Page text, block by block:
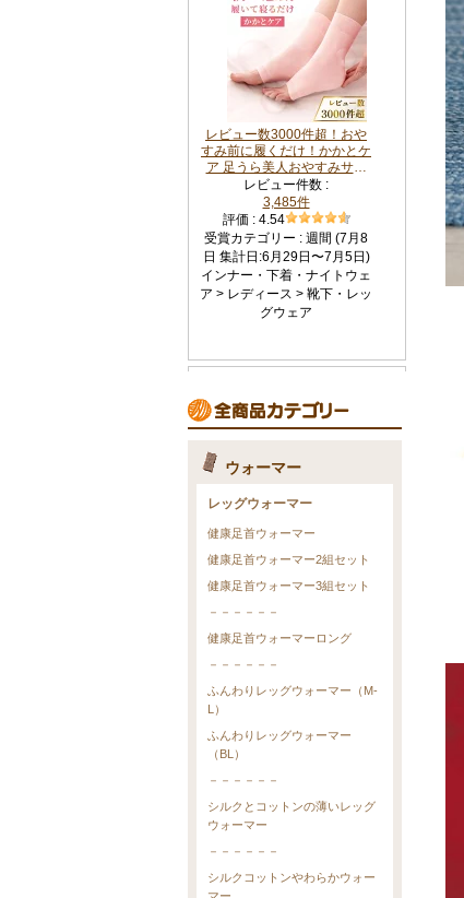
ウォーマー
レッグウォーマー
健康足首ウォーマー
健康足首ウォーマー2組セット
健康足首ウォーマー3組セット
－－－－－－
健康足首ウォーマーロング
－－－－－－
ふんわりレッグウォーマー（M-
L）
ふんわりレッグウォーマー
（BL）
－－－－－－
シルクとコットンの薄いレッグ
ウォーマー
－－－－－－
シルクコットンやわらかウォー